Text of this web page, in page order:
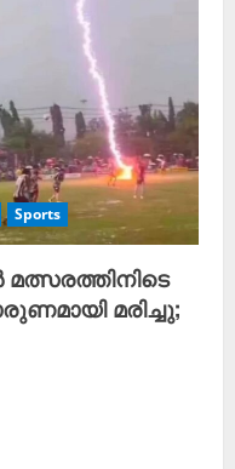
Sports
മരിച്ചു;